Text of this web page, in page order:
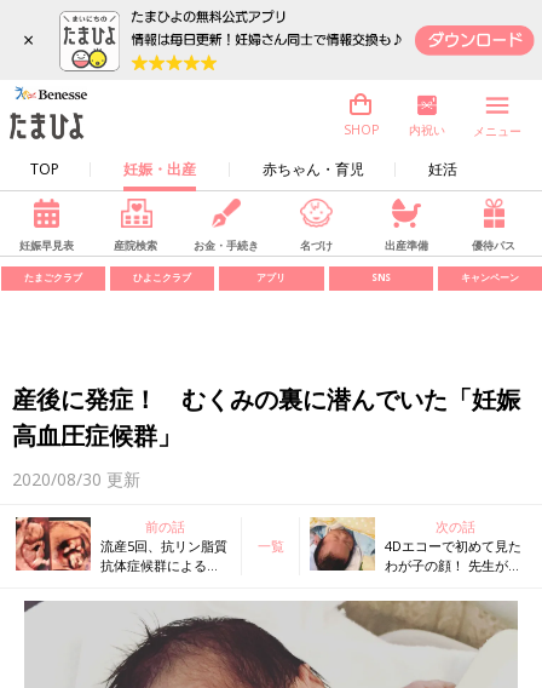
×
TOP 妊娠・出産 赤ちゃん・育児 妊活
SHOP 内祝い メニュー
妊娠早見表 産院検索 お金・手続き 名づけ 出産準備 優待パス
たまごクラブ ひよこクラブ アプリ SNS キャンペーン
産後に発症！ むくみの裏に潜んでいた「妊娠
高血圧症候群」
2020/08/30 更新
前の話
流産5回、抗リン脂質
抗体症候群による不
末に、妊娠！
一覧
次の話
4Dエコーで初めて見た
わが子の顔！ 先生が撮